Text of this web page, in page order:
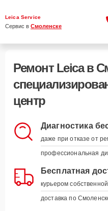
Leica Service
Сервис в Смоленске
Ремонт Leica в
центр
Диагностика
даже при отказе от
профессиональная
Бесплатная
курьером
доставка по